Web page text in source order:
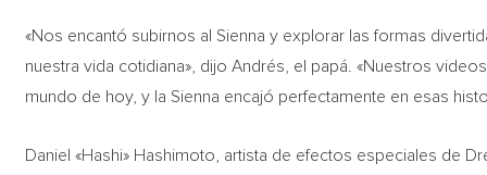
«Nos encantó subirnos al Sienna y explorar las formas
nuestra vida cotidiana», dijo Andrés, el papá. «Nuestros
mundo de hoy, y la Sienna encajó perfectamente en esas
Daniel «Hashi» Hashimoto, artista de efectos especiales de